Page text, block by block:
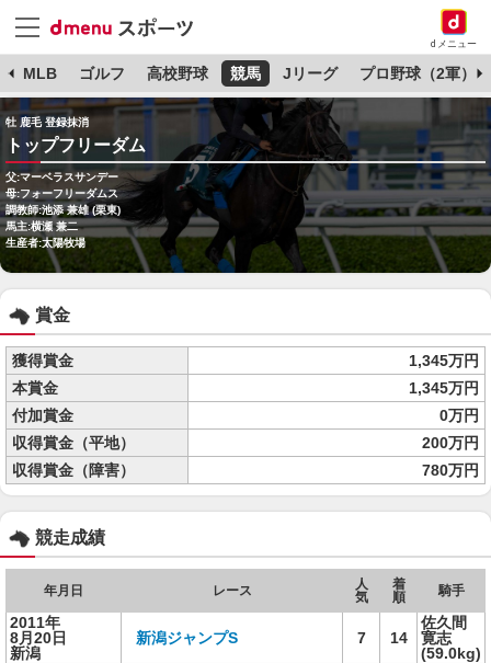
dメニュー
MLB ゴルフ 高校野球 競馬 Jリーグ プロ野球（2軍）
牡 鹿毛 登録抹消
トップフリーダム
父:マーベラスサンデー
母:フォーフリーダムス
調教師:池添 兼雄 (栗東)
馬主:横瀬 兼二
生産者:太陽牧場
賞金
獲得賞金
1,345万円
本賞金
1,345万円
付加賞金
0万円
収得賞金（平地）
200万円
収得賞金（障害）
780万円
競走成績
年月日 レース
人
気
着
順
騎手
2011年
8月20日
新潟
新潟ジャンプS 7 14
佐久間
寛志
(59.0kg)